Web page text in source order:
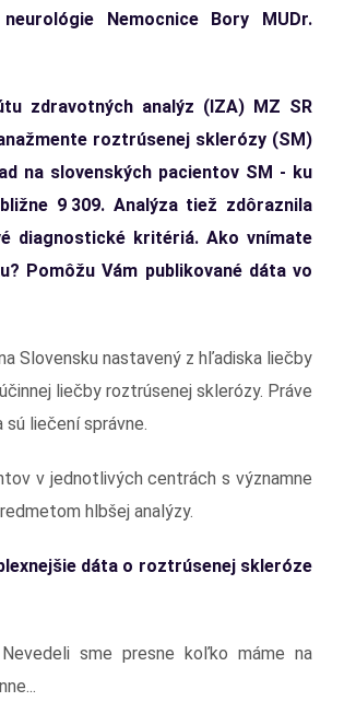
Nemocnice Bory MUDr.
zdravotných analýz (IZA) MZ SR
roztrúsenej sklerózy (SM)
na slovenských pacientov SM - ku
9 309. Analýza tiež zdôraznila
diagnostické kritériá. Ako vnímate
Pomôžu Vám publikované dáta vo
Slovensku nastavený z hľadiska liečby
liečby roztrúsenej sklerózy. Práve
liečení správne.
v jednotlivých centrách s významne
hlbšej analýzy.
dáta o roztrúsenej skleróze
sme presne koľko máme na